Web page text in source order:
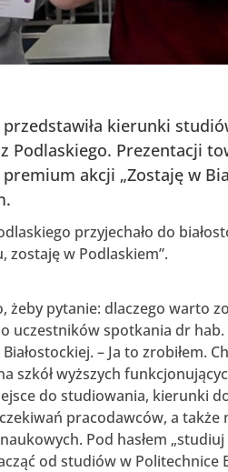
przedstawiła kierunki
Prezentacji
akcji „Zostaję w
przyjechało do
zostaję w Podlaskiem”.
żeby pytanie: dlaczego warto
uczestników spotkania dr
– Ja to zrobiłem.
szkół wyższych
do studiowania, kierunki
pracodawców, a
Pod hasłem
od studiów w Politechnice